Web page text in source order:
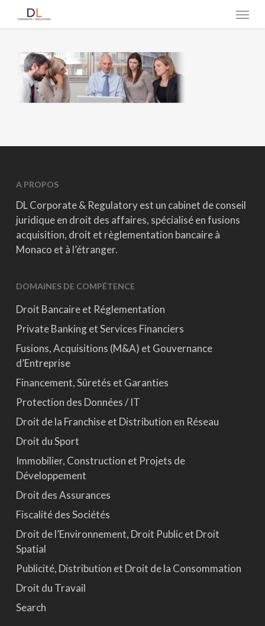
content
Menu
A PROPOS
DL Corporate & Regulatory est un cabinet de conseil
juridique en droit des affaires, spécialisé en fusions
acquisition, droit et règlementation bancaire à
Monaco et à l’étranger.
DOMAINES DE COMPÉTENCE
Droit Bancaire et Réglementation
Private Banking et Services Financiers
Fusions, Acquisitions (M&A) et Gouvernance
d’Entreprise
Financement, Sûretés et Garanties
Protection des Données / IT
Droit de la Franchise et Distribution en Réseau
Droit du Sport
Immobilier, Construction et Projets de
Développement
Droit des Assurances
Fiscalité des Sociétés
Droit de l’Environnement, Droit Public et Droit
Spatial
Publicité, Distribution et Droit de la Consommation
Droit du Travail
Search